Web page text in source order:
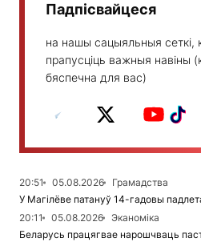
Падпісвайцеся
на нашы сацыяльныя сеткі,
прапусціць важныя навіны
бяспечна для вас)
20:51 05.08.2026
Грамадства
У Магілёве патануў 14-гадовы
20:11
05.08.2026
Эканоміка
Беларусь працягвае нарошчваць